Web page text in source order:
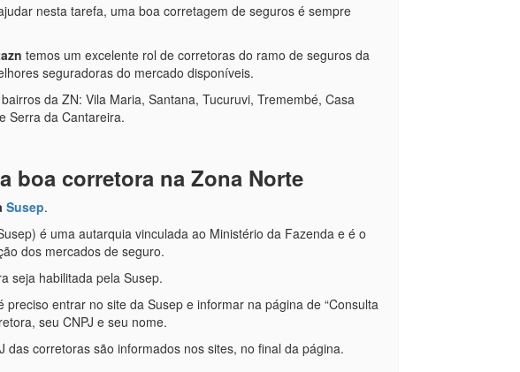
nesta tarefa, uma boa corretagem de seguros é sempre
temos um excelente rol de corretoras do ramo de seguros da
seguradoras do mercado disponíveis.
da ZN: Vila Maria, Santana, Tucuruvi, Tremembé, Casa
Serra da Cantareira.
boa corretora na Zona Norte
Susep.
é uma autarquia vinculada ao Ministério da Fazenda e é o
dos mercados de seguro.
seja habilitada pela Susep.
entrar no site da Susep e informar na página de “Consulta
seu CNPJ e seu nome.
das corretoras são informados nos sites, no final da página.